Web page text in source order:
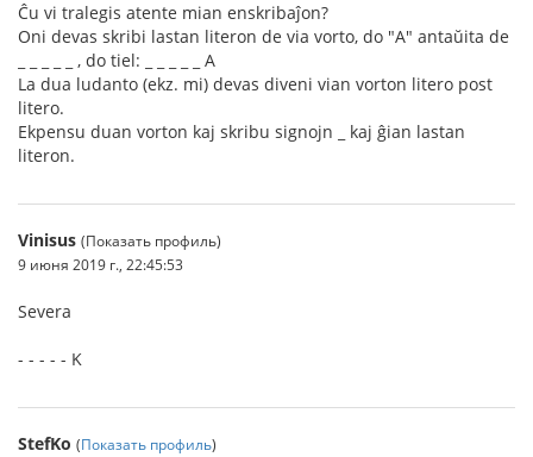
Ĉu vi tralegis atente mian enskribaĵon?
Oni devas skribi lastan literon de via vorto, do "A" antaŭita de
_ _ _ _ _ , do tiel: _ _ _ _ _ A
La dua ludanto (ekz. mi) devas diveni vian vorton litero post
litero.
Ekpensu duan vorton kaj skribu signojn _ kaj ĝian lastan
literon.
Vinisus (Показать профиль)
9 июня 2019 г., 22:45:53
Severa
- - - - - K
StefKo (Показать профиль)